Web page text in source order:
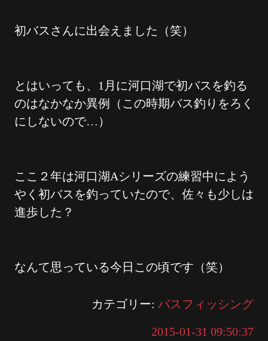
初バスさんに出会えました（笑）
とはいっても、1月に河口湖で初バスを釣る
のはなかなか異例（この時期バス釣りをろく
にしないので…）
ここ２年は河口湖Aシリーズの練習中によう
やく初バスを釣っていたので、佐々も少しは
進歩した？
なんて思っている今日この頃です（笑）
カテゴリー: バスフィッシング
2015-01-31 09:50:37